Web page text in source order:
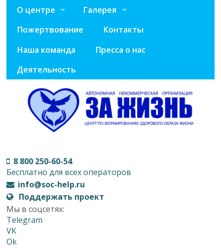
О центре
Галерея
Пожертвование
Контакты
Наша команда
Пресса о нас
Деятельность
8 800 250-60-54
Бесплатно для всех операторов
info@soc-help.ru
Поддержать проект
Мы в соцсетях:
Telegram
VK
Ok